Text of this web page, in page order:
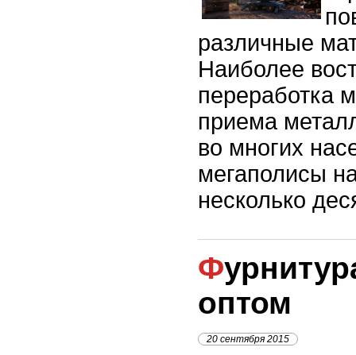
различные
Наиболее
переработка
приема
во многих
мегаполисы
несколько
Фурнитура для мебели
оптом
20 сентября 2015